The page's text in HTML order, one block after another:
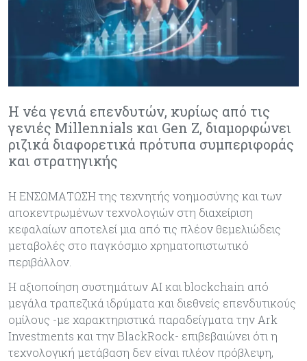
Η νέα γενιά επενδυτών, κυρίως από τις
γενιές Millennials και Gen Z, διαμορφώνει
ριζικά διαφορετικά πρότυπα συμπεριφοράς
και στρατηγικής
Η ΕΝΣΩΜAΤΩΣΗ της τεχνητής νοημοσύνης και των
αποκεντρωμένων τεχνολογιών στη διαχείριση
κεφαλαίων αποτελεί μια από τις πλέον θεμελιώδεις
μεταβολές στο παγκόσμιο χρηματοπιστωτικό
περιβάλλον.
Η αξιοποίηση συστημάτων AI και blockchain από
μεγάλα τραπεζικά ιδρύματα και διεθνείς επενδυτικούς
ομίλους -με χαρακτηριστικά παραδείγματα την Ark
Investments και την BlackRock- επιβεβαιώνει ότι η
τεχνολογική μετάβαση δεν είναι πλέον πρόβλεψη,